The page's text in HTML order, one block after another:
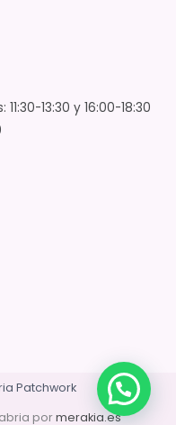
13:30 y 16:00-18:30
Patchwork
pormerakia.es